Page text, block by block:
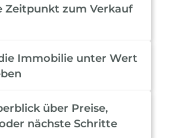
Zeitpunkt zum Verkauf
Immobilie unter Wert
über Preise,
nächste Schritte